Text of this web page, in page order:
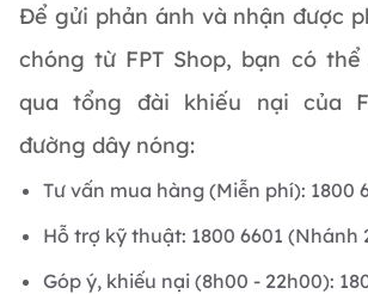
Để gửi phản ánh và nhận được
chóng từ FPT Shop, bạn có
qua tổng đài khiếu nại của
đường dây nóng:
Tư vấn mua hàng (Miễn phí): 1800
Hỗ trợ kỹ thuật: 1800 6601 (Nhánh
Góp ý, khiếu nại (8h00 - 22h00):